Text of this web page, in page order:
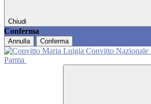
Chiudi
Conferma
Annulla Conferma
Convitto Nazionale
Parma